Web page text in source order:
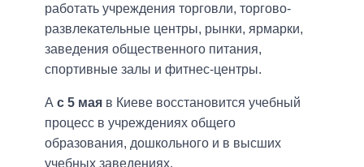
работать учреждения торговли, торгово-
развлекательные центры, рынки, ярмарки,
заведения общественного питания,
спортивные залы и фитнес-центры.
А с 5 мая в Киеве восстановится учебный
процесс в учреждениях общего
образования, дошкольного и в высших
учебных заведениях.